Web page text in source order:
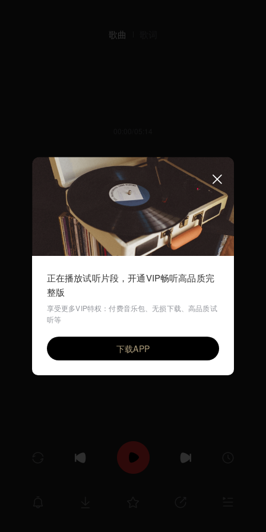
歌曲
マズルカ Op.50-3 (ショパン)
Dang Thai Son, piano
正在播放试听片段，开通VIP畅听高品质完
整版
享受更多VIP特权：付费音乐包、无损下载、高品质试
听等
下载APP
